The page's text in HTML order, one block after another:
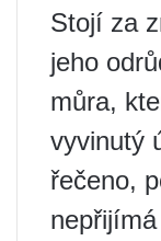
Stojí za
jeho
můra,
vyvinutý
řečeno,